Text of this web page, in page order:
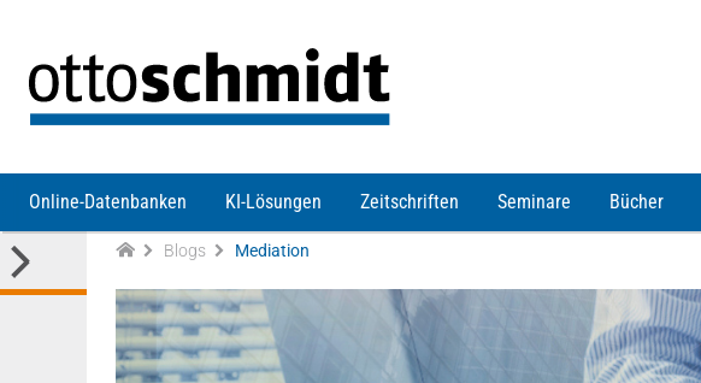
Online-Datenbanken KI-Lösungen Zeitschriften Seminare Bücher
Blogs Mediation